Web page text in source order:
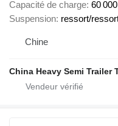
Capacité de charge 60
Suspension ressort/
Chine
China Heavy Semi Trailer